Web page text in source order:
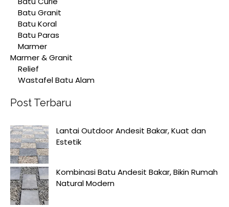
Batu Granit
Batu Koral
Batu Paras
Marmer
Marmer & Granit
Relief
Wastafel Batu Alam
Post Terbaru
Lantai Outdoor Andesit Bakar, Kuat dan
Estetik
Kombinasi Batu Andesit Bakar, Bikin Rumah
Natural Modern